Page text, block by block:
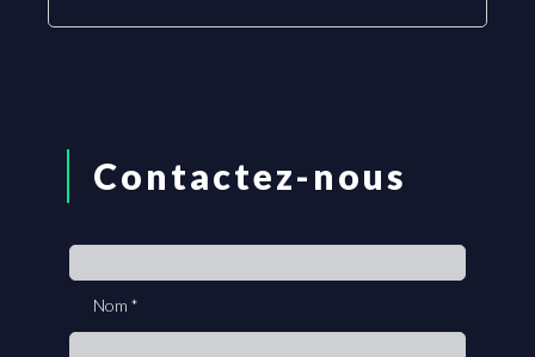
Contactez-nous
you
are
human,
Nom *